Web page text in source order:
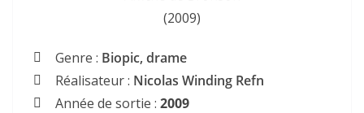
(2009)
Genre : Biopic, drame
Réalisateur : Nicolas Winding Refn
Année de sortie : 2009